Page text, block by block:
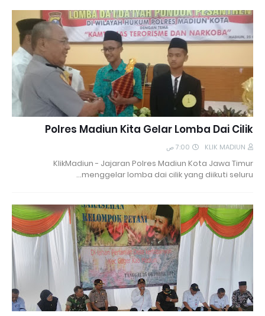
Polres Madiun Kita Gelar Lomba Dai Cilik
KLIK MADIUN 7:00 ص
KlikMadiun - Jajaran Polres Madiun Kota Jawa Timur
menggelar lomba dai cilik yang diikuti seluru…